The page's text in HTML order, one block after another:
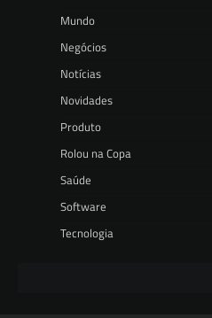
Mundo
Negócios
Notícias
Novidades
Produto
Rolou na Copa
Saúde
Software
Tecnologia